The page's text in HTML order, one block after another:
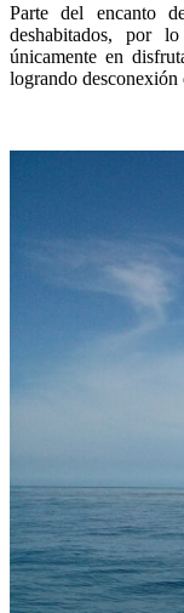
Parte del encanto
deshabitados, por
únicamente en
logrando desconexión